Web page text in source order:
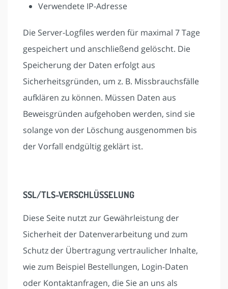
Verwendete IP-Adresse
Die Server-Logfiles werden für maximal 7 Tage
gespeichert und anschließend gelöscht. Die
Speicherung der Daten erfolgt aus
Sicherheitsgründen, um z. B. Missbrauchsfälle
aufklären zu können. Müssen Daten aus
Beweisgründen aufgehoben werden, sind sie
solange von der Löschung ausgenommen bis
der Vorfall endgültig geklärt ist.
SSL/TLS-VERSCHLÜSSELUNG
Diese Seite nutzt zur Gewährleistung der
Sicherheit der Datenverarbeitung und zum
Schutz der Übertragung vertraulicher Inhalte,
wie zum Beispiel Bestellungen, Login-Daten
oder Kontaktanfragen, die Sie an uns als